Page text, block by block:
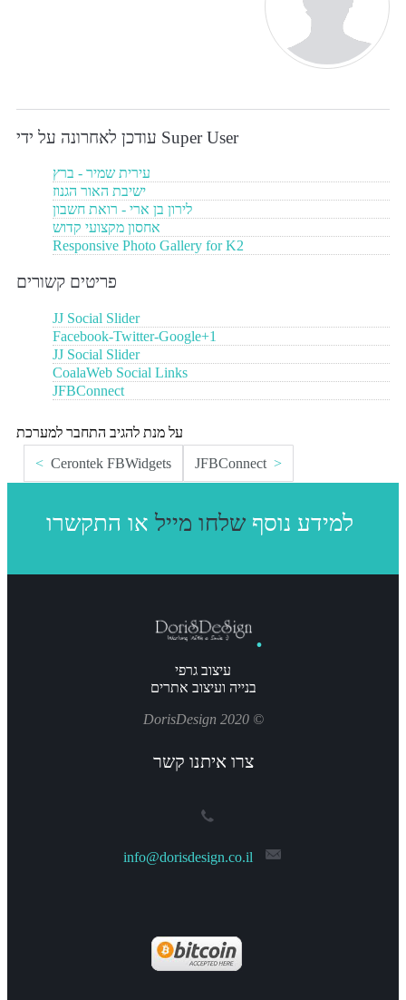
עודכן לאחרונה על ידי Super User
עירית שמיר - ברץ
ישיבת האור הגנוז
לירון בן ארי - רואת חשבון
אחסון מקצועי קדוש
Responsive Photo Gallery for K2
פריטים קשורים
JJ Social Slider
Facebook-Twitter-Google+1
JJ Social Slider
CoalaWeb Social Links
JFBConnect
על מנת להגיב התחבר למערכת
Cerontek FBWidgets
JFBConnect
למידע נוסף שלחו מייל
עיצוב גרפי
בנייה ועיצוב אתרים
© 2020 DorisDesign
צרו איתנו קשר
info@dorisdesign.co.il